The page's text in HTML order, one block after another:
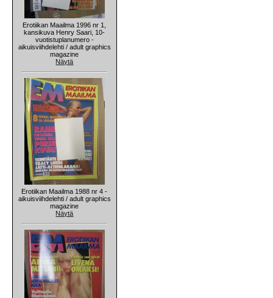
Erotiikan Maailma 1996 nr 1,
kansikuva Henry Saari, 10-
vuotistuplanumero -
aikuisviihdelehti / adult graphics
magazine
Näytä
Erotiikan Maailma 1988 nr 4 -
aikuisviihdelehti / adult graphics
magazine
Näytä